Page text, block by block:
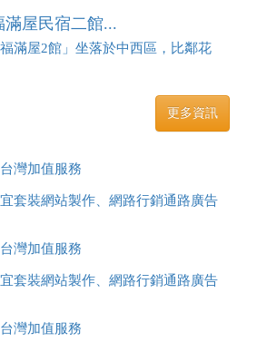
滿屋民宿二館...
福滿屋2館」坐落於中西區，比鄰花
更多資訊
灣加值服務
套裝網站製作、網路行銷通路廣告
委託旅行社銷售，全面優惠中....
灣加值服務
套裝網站製作、網路行銷通路廣告
委託旅行社銷售，全面優惠中....
灣加值服務